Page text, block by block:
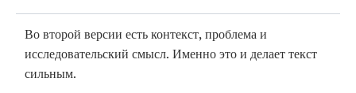
Во второй версии есть контекст, проблема и
исследовательский смысл. Именно это и делает текст
сильным.